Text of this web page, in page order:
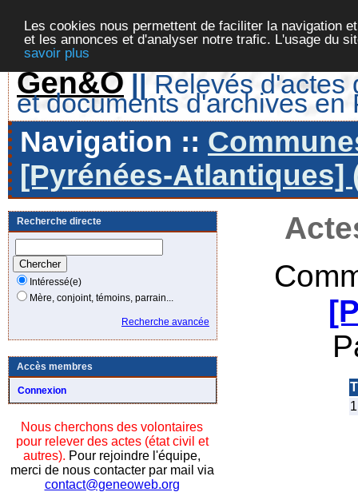
Les cookies nous permettent de faciliter la navigation
et les annonces et d'analyser notre trafic. L'usage du
savoir plus
Gen&O || Relevés d'actes
et documents d'archives en
Navigation ::
[Pyrénées-Atlantiques]
Recherche directe
Intéressé(e)
Mère, conjoint, témoins, parrain...
Recherche avancée
Accès membres
Connexion
Nous cherchons des volontaires
pour relever des actes (état civil et
autres). Pour rejoindre l'équipe,
merci de nous contacter par mail via
contact@geneoweb.org